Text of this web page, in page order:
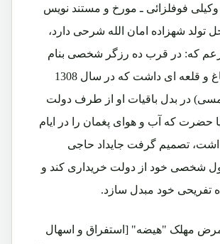
وکیلی فوفلزائی ـ مورخ و مستند نویس
تولد شهزاده امان الله شرحی دارد،
که: در قرب ده رزگر شخصی بنام
حاجی اسدالله باغ و قلعه ای داشت که در سال 1308
(1270 شمسی) در بدل باقیات او از طرف دولت
حضرت که آب و هوای پغمان را در ایام
تصمیم گرفت جایداد حاجی
شخصی خود از دولت خریداری کند و
تفریحی خود مبدل سازد.
مهلک "هیضه" [استفراق و اسهال